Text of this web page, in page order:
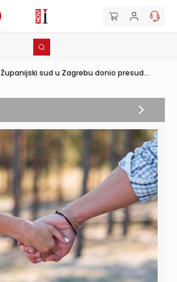
Županijski sud u Zagrebu donio presud...